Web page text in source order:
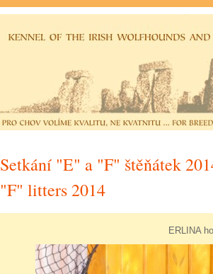
Setkání "E" a "F" štěňátek
"F" litters 2014
ERLINA